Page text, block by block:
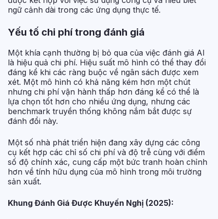
ngữ cảnh dài trong các ứng dụng thực tế.
Yếu tố chi phí trong đánh giá
Một khía cạnh thường bị bỏ qua của việc đánh giá AI
là hiệu quả chi phí. Hiệu suất mô hình có thể thay đổi
đáng kể khi các ràng buộc về ngân sách được xem
xét. Một mô hình có khả năng kém hơn một chút
nhưng chi phí vận hành thấp hơn đáng kể có thể là
lựa chọn tốt hơn cho nhiều ứng dụng, nhưng các
benchmark truyền thống không nắm bắt được sự
đánh đổi này.
Một số nhà phát triển hiện đang xây dựng các công
cụ kết hợp các chỉ số chi phí và độ trễ cùng với điểm
số độ chính xác, cung cấp một bức tranh hoàn chỉnh
hơn về tính hữu dụng của mô hình trong môi trường
sản xuất.
Khung Đánh Giá Được Khuyến Nghị (2025):